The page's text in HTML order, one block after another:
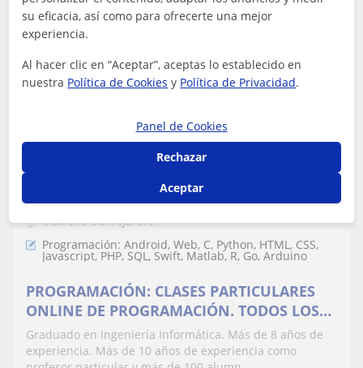
Contactar
Destacado
/h
Profesor Verificado
5,0 (60 valoraciones)
Mairena Del Aljarafe
Programación: Android, Web, C, Python, HTML, CSS,
Javascript, PHP, SQL, Swift, Matlab, R, Go, Arduino
PROGRAMACIÓN: CLASES PARTICULARES
ONLINE DE PROGRAMACIÓN. TODOS LOS
LENGUAJES
Graduado en Ingeniería Informática. Más de 8 años de
experiencia. Más de 10 años de experiencia como
su eficacia, así como para ofrecerte una mejor
experiencia.
Al hacer clic en “Aceptar”, aceptas lo establecido en
nuestra Política de Cookies y Política de Privacidad.
Panel de Cookies
Rechazar
Aceptar